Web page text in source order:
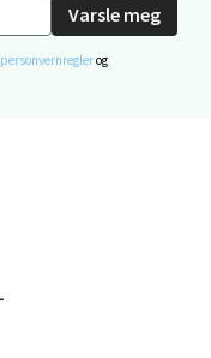
Varsle meg
personvernreglerog
Velg